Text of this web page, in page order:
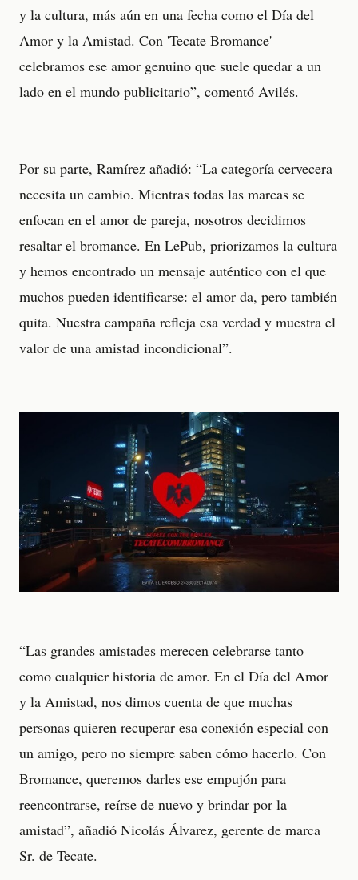
y la cultura, más aún en una fecha como el Día del
Amor y la Amistad. Con 'Tecate Bromance'
celebramos ese amor genuino que suele quedar a un
lado en el mundo publicitario”, comentó Avilés.
Por su parte, Ramírez añadió: “La categoría cervecera
necesita un cambio. Mientras todas las marcas se
enfocan en el amor de pareja, nosotros decidimos
resaltar el bromance. En LePub, priorizamos la cultura
y hemos encontrado un mensaje auténtico con el que
muchos pueden identificarse: el amor da, pero también
quita. Nuestra campaña refleja esa verdad y muestra el
valor de una amistad incondicional”.
“Las grandes amistades merecen celebrarse tanto
como cualquier historia de amor. En el Día del Amor
y la Amistad, nos dimos cuenta de que muchas
personas quieren recuperar esa conexión especial con
un amigo, pero no siempre saben cómo hacerlo. Con
Bromance, queremos darles ese empujón para
reencontrarse, reírse de nuevo y brindar por la
amistad”, añadió Nicolás Álvarez, gerente de marca
Sr. de Tecate.